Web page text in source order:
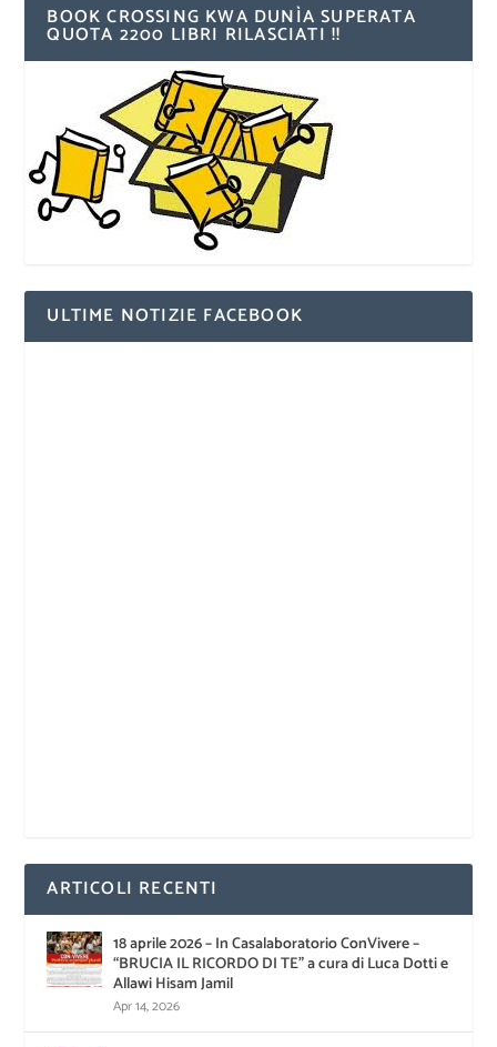
BOOK CROSSING KWA DUNÌA SUPERATA
QUOTA 2200 LIBRI RILASCIATI !!
ULTIME NOTIZIE FACEBOOK
ARTICOLI RECENTI
18 aprile 2026 – In Casalaboratorio ConVivere –
“BRUCIA IL RICORDO DI TE” a cura di Luca Dotti e
Allawi Hisam Jamil
Apr 14, 2026